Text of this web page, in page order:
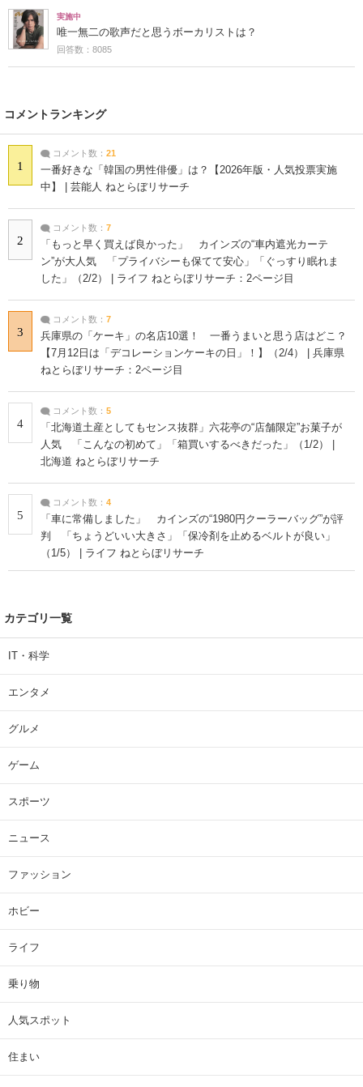
実施中
唯一無二の歌声だと思うボーカリストは？
回答数：8085
コメントランキング
1
コメント数： 21
一番好きな「韓国の男性俳優」は？【2026年版・人気投票実施
中】 | 芸能人 ねとらぼリサーチ
2
コメント数： 7
「もっと早く買えば良かった」 カインズの“車内遮光カーテ
ン”が大人気 「プライバシーも保てて安心」「ぐっすり眠れま
した」（2/2） | ライフ ねとらぼリサーチ：2ページ目
3
コメント数： 7
兵庫県の「ケーキ」の名店10選！ 一番うまいと思う店はどこ？
【7月12日は「デコレーションケーキの日」！】（2/4） | 兵庫県
ねとらぼリサーチ：2ページ目
4
コメント数： 5
「北海道土産としてもセンス抜群」六花亭の“店舗限定”お菓子が
人気 「こんなの初めて」「箱買いするべきだった」（1/2） |
北海道 ねとらぼリサーチ
5
コメント数： 4
「車に常備しました」 カインズの“1980円クーラーバッグ”が評
判 「ちょうどいい大きさ」「保冷剤を止めるベルトが良い」
（1/5） | ライフ ねとらぼリサーチ
カテゴリ一覧
IT・科学
エンタメ
グルメ
ゲーム
スポーツ
ニュース
ファッション
ホビー
ライフ
乗り物
人気スポット
住まい